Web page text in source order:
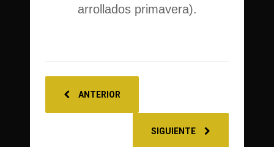
arrollados primavera).
ANTERIOR
SIGUIENTE